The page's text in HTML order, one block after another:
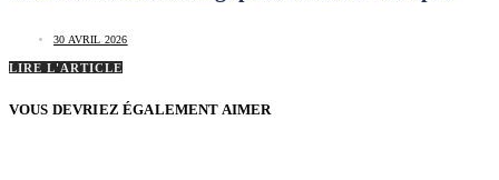
30 AVRIL 2026
LIRE L'ARTICLE
VOUS DEVRIEZ ÉGALEMENT AIMER